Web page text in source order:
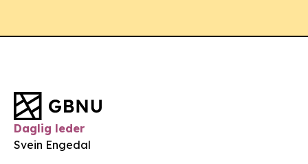
Daglig leder
Svein Engedal